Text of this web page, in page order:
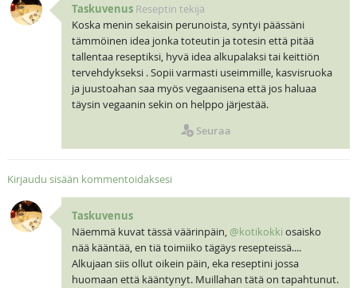
Taskuvenus Reseptin tekijä
Koska menin sekaisin perunoista, syntyi päässäni
tämmöinen idea jonka toteutin ja totesin että pitää
tallentaa reseptiksi, hyvä idea alkupalaksi tai keittiön
tervehdykseksi . Sopii varmasti useimmille, kasvisruoka
ja juustoahan saa myös vegaanisena että jos haluaa
täysin vegaanin sekin on helppo järjestää.
Seuraa
Kirjaudu sisään kommentoidaksesi
Taskuvenus
Näemmä kuvat tässä väärinpäin, @kotikokki osaisko
nää kääntää, en tiä toimiiko tägäys resepteissä....
Alkujaan siis ollut oikein päin, eka reseptini jossa
huomaan että kääntynyt. Muillahan tätä on tapahtunut.